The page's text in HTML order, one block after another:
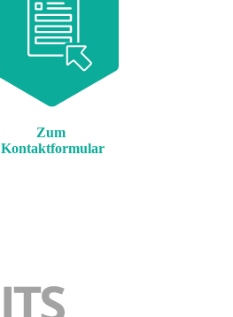
Zum
Kontaktformular